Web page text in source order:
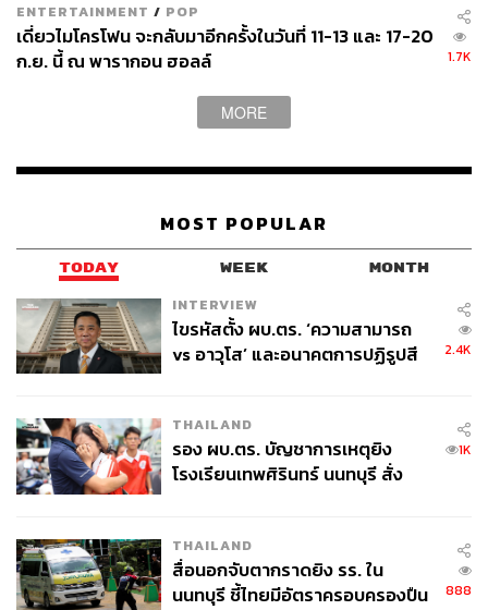
เราขอพามาชมงานบ้านและสวนแฟร์ Midyear 2018 งาน
ใหม่ๆ รับรองว่างานนี้มีให้เลือกสรรครบทุกห้องในบ้าน
When:วันที่8-12 สิงหาคม 2561
Where:ศูนย์นิทรรศการและการประชุมไบเทค บางนา
Why:งานนี้ไม่มีค่าใช้จ่ายด้วยนะ (ยกเว้นได้เฟอร์นิเจอร์
ติดมือกลับบ้านไป อันนี้ไม่นับ)
How:www.facebook.com/events/219225698921807
ENTERTAINMENT / POP
เดี่ยวไมโครโฟน จะกลับมาอีกครั้งในวันที่ 11-13 และ 17-20
ก.ย. นี้ ณ พารากอน ฮอลล์
1.7K
MORE
MOST POPULAR
TODAY WEEK MONTH
INTERVIEW
ไขรหัสตั้ง ผบ.ตร. ‘ความสามารถ
vs อาวุโส’ และอนาคตการปฏิรูปสี
2.4K
THAILAND
รอง ผบ.ตร. บัญชาการเหตุยิง
โรงเรียนเทพศิรินทร์ นนทบุรี สั่ง
1K
THAILAND
สื่อนอกจับตากราดยิง รร. ใน
นนทบุรี ชี้ไทยมีอัตราครอบครองปืน
888